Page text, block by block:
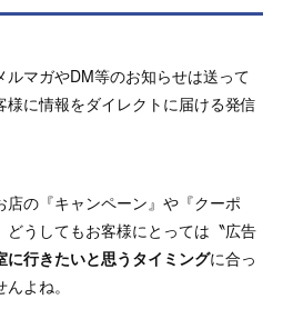
ルマガやDM等のお知らせは送って
に情報をダイレクトに届ける発信
の『キャンペーン』や『クーポ
どうしてもお客様にとっては〝広告
に行きたいと思うタイミングに合っ
よね。